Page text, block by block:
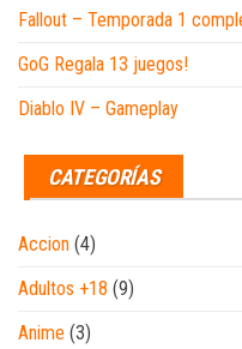
Fallout – Temporada 1
GoG Regala 13 juegos!
Diablo IV – Gameplay
CATEGORÍAS
Accion (4)
Adultos +18 (9)
Anime (3)